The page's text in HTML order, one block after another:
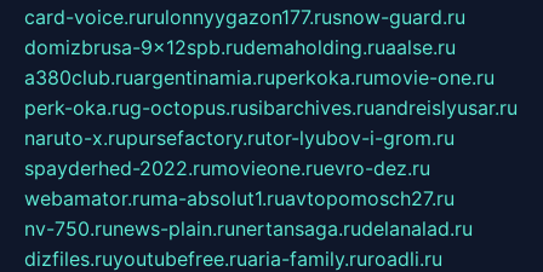
card-voice.rurulonnyygazon177.rusnow-guard.ru
domizbrusa-9x12spb.rudemaholding.ruaalse.ru
a380club.ruargentinamia.ruperkoka.rumovie-one.ru
perk-oka.rug-octopus.rusibarchives.ruandreislyusar.ru
naruto-x.rupursefactory.rutor-lyubov-i-grom.ru
spayderhed-2022.rumovieone.ruevro-dez.ru
webamator.ruma-absolut1.ruavtopomosch27.ru
nv-750.runews-plain.runertansaga.rudelanalad.ru
dizfiles.ruyoutubefree.ruaria-family.ruroadli.ru